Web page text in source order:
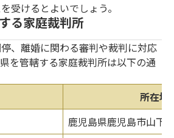
受けるとよいでしょう。
る家庭裁判所
、離婚に関わる審判や裁判に対応
を管轄する家庭裁判所は以下の通
所在地
鹿児島県鹿児島市山下